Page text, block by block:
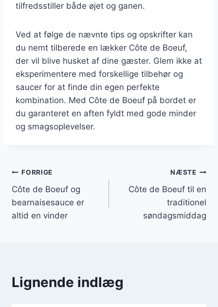
tilfredsstiller både øjet og ganen.
Ved at følge de nævnte tips og opskrifter kan
du nemt tilberede en lækker Côte de Boeuf,
der vil blive husket af dine gæster. Glem ikke at
eksperimentere med forskellige tilbehør og
saucer for at finde din egen perfekte
kombination. Med Côte de Boeuf på bordet er
du garanteret en aften fyldt med gode minder
og smagsoplevelser.
Indlægsnavigation
FORRIGE
Côte de Boeuf og
bearnaisesauce er
altid en vinder
NÆSTE
Côte de Boeuf til en
traditionel
søndagsmiddag
Lignende indlæg